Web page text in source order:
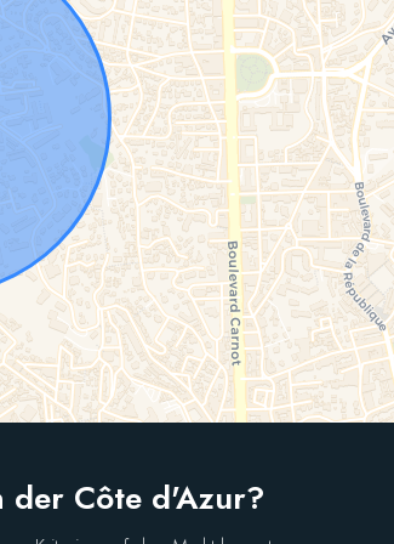
der Côte d'Azur?